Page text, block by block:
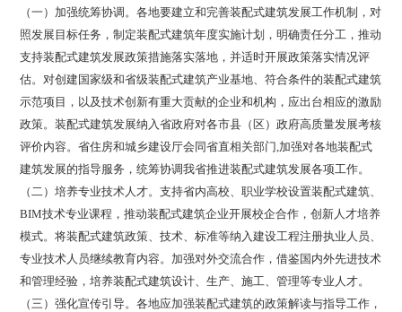
（一）加强统筹协调。各地要建立和完善装配式建筑发展工作机制，对
照发展目标任务，制定装配式建筑年度实施计划，明确责任分工，推动
支持装配式建筑发展政策措施落实落地，并适时开展政策落实情况评
估。对创建国家级和省级装配式建筑产业基地、符合条件的装配式建筑
示范项目，以及技术创新有重大贡献的企业和机构，应出台相应的激励
政策。装配式建筑发展纳入省政府对各市县（区）政府高质量发展考核
评价内容。省住房和城乡建设厅会同省直相关部门,加强对各地装配式
建筑发展的指导服务，统筹协调我省推进装配式建筑发展各项工作。
（二）培养专业技术人才。支持省内高校、职业学校设置装配式建筑、
BIM技术专业课程，推动装配式建筑企业开展校企合作，创新人才培养
模式。将装配式建筑政策、技术、标准等纳入建设工程注册执业人员、
专业技术人员继续教育内容。加强对外交流合作，借鉴国内外先进技术
和管理经验，培养装配式建筑设计、生产、施工、管理等专业人才。
（三）强化宣传引导。各地应加强装配式建筑的政策解读与指导工作，